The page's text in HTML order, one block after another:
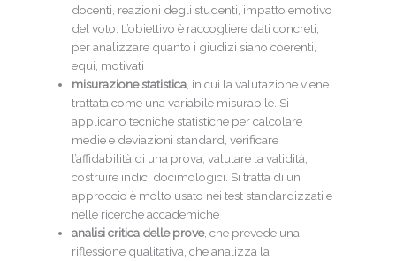
docenti, reazioni degli studenti, impatto emotivo
del voto. L’obiettivo è raccogliere dati concreti,
per analizzare quanto i giudizi siano coerenti,
equi, motivati
misurazione statistica , in cui la valutazione viene
trattata come una variabile misurabile. Si
applicano tecniche statistiche per calcolare
medie e deviazioni standard, verificare
l’affidabilità di una prova, valutare la validità,
costruire indici docimologici. Si tratta di un
approccio è molto usato nei test standardizzati e
nelle ricerche accademiche
analisi critica delle prove, che prevede una
riflessione qualitativa, che analizza la